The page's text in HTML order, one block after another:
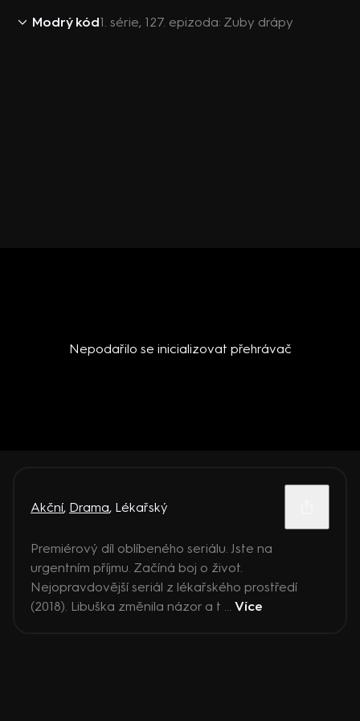
Modrý kód1. série, 127. epizoda: Zuby drápy
Nepodařilo se inicializovat přehrávač
Akční, Drama, Lékařský
Premiérový díl oblíbeného seriálu. Jste na
urgentním příjmu. Začíná boj o život.
Nejopravdovější seriál z lékařského prostředí
(2018). Libuška změnila názor a t ... Více